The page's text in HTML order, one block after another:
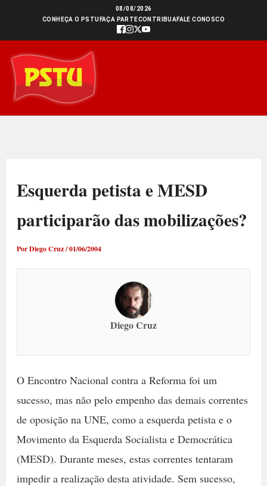
conteúdo
08/08/2026
CONHEÇA O PSTU FAÇA PARTECONTRIBUAFALE CONOSCO
Esquerda petista e MESD
participarão das mobilizações?
PorDiego Cruz/01/06/2004
Diego Cruz
O Encontro Nacional contra a Reforma foi um
sucesso, mas não pelo empenho das demais correntes
de oposição na UNE, como a esquerda petista e o
Movimento da Esquerda Socialista e Democrática
(MESD). Durante meses, estas correntes tentaram
impedir a realização desta atividade. Sem sucesso,